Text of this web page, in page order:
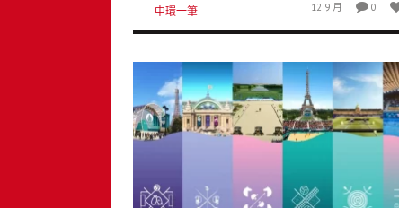
中環一筆 12 9 月 0